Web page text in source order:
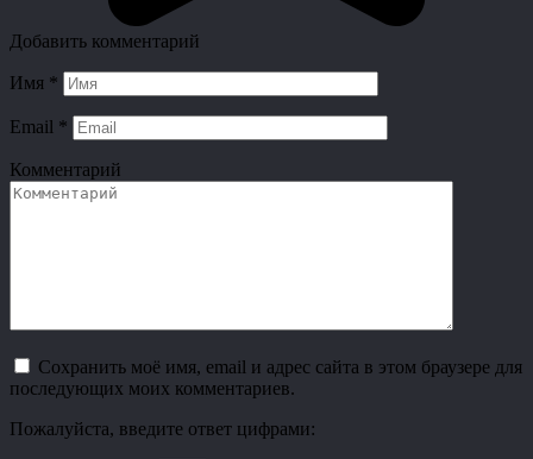
Добавить комментарий
Имя *
Email *
Комментарий
Сохранить моё имя, email и адрес сайта в этом браузере для
последующих моих комментариев.
Пожалуйста, введите ответ цифрами: